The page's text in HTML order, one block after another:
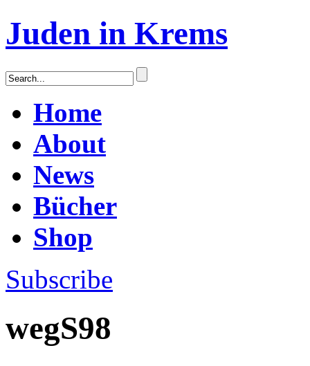
Juden in Krems
Home
About
News
Bücher
Shop
Subscribe
wegS98